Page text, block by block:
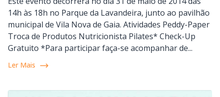
14h às 18h no Parque da Lavandeira, junto ao pavilhão
municipal de Vila Nova de Gaia. Atividades Peddy-Paper
Troca de Produtos Nutricionista Pilates* Check-Up
Gratuito *Para participar faça-se acompanhar de...
Ler Mais